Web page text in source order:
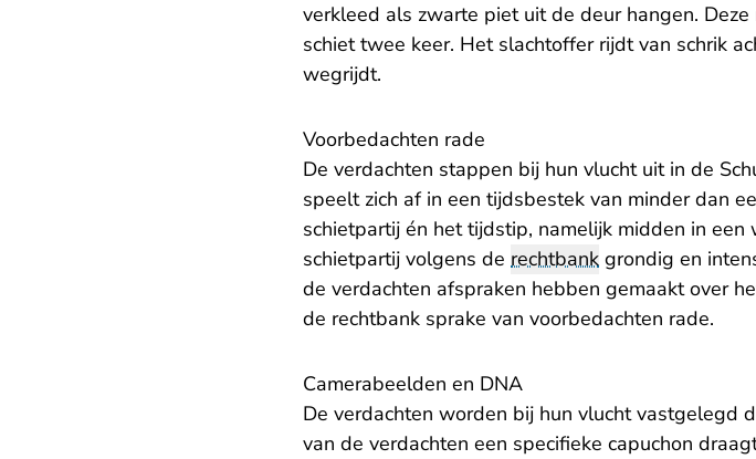
verkleed als zwarte piet uit de deur hangen.
schiet twee keer. Het slachtoffer rijdt van schrik
wegrijdt.
Voorbedachten rade
De verdachten stappen bij hun vlucht uit in de
speelt zich af in een tijdsbestek van minder dan
schietpartij én het tijdstip, namelijk midden in
schietpartij volgens de rechtbank grondig en
de verdachten afspraken hebben gemaakt over
de rechtbank sprake van voorbedachten rade.
Camerabeelden en DNA
De verdachten worden bij hun vlucht vastgelegd
van de verdachten een specifieke capuchon